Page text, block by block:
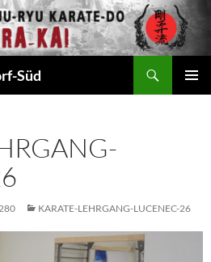
Süd
KARATE-LEHRGANG-LUCENEC-26